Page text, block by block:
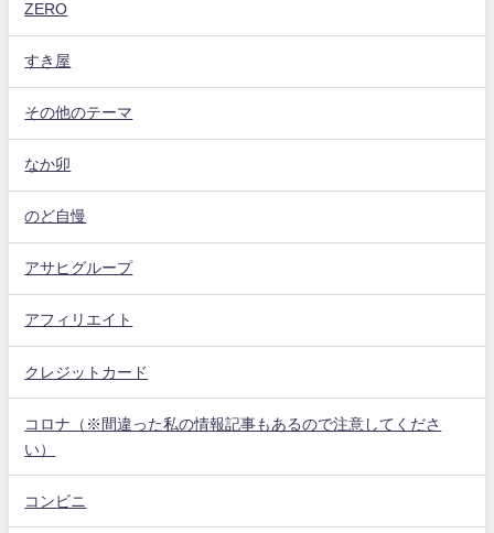
ZERO
すき屋
その他のテーマ
なか卯
のど自慢
アサヒグループ
アフィリエイト
クレジットカード
コロナ（※間違った私の情報記事もあるので注意してくださ
い）
コンビニ